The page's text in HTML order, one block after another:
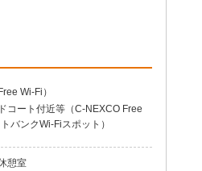
Wi-Fi）
コート付近等（C-NEXCO Free
バンクWi-Fiスポット）
憩室